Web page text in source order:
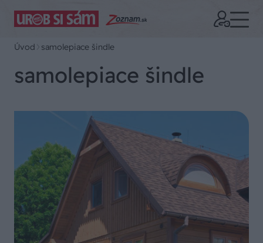
Úvod samolepiace šindle
samolepiace šindle